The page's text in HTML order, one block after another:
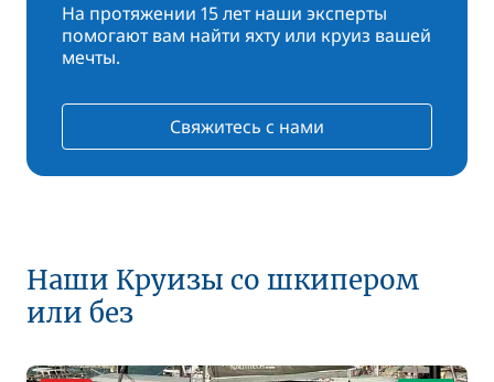
На протяжении 15 лет наши эксперты
помогают вам найти яхту или круиз вашей
мечты.
Свяжитесь с нами
Наши Круизы со шкипером
или без